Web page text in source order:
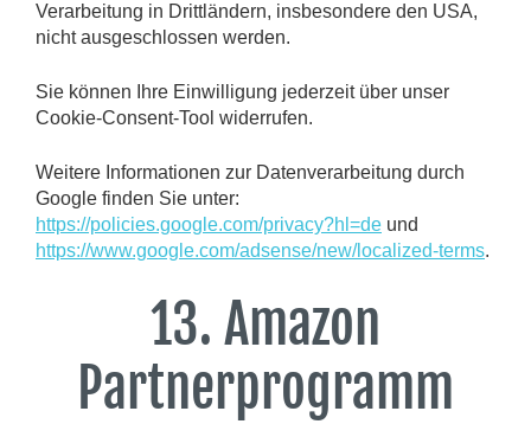
Verarbeitung in Drittländern, insbesondere den USA,
nicht ausgeschlossen werden.
Sie können Ihre Einwilligung jederzeit über unser
Cookie-Consent-Tool widerrufen.
Weitere Informationen zur Datenverarbeitung durch
Google finden Sie unter:
https://policies.google.com/privacy?hl=de und
https://www.google.com/adsense/new/localized-terms.
13. Amazon
Partnerprogramm